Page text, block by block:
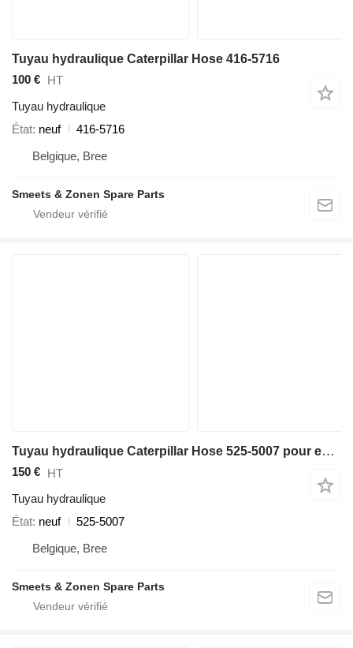
Tuyau hydraulique Caterpillar Hose 416-5716
100 € HT
Tuyau hydraulique
État neuf
416-5716
Belgique, Bree
Smeets & Zonen Spare Parts
Tuyau hydraulique Caterpillar Hose 525-5007 pour excavateur
150 € HT
Tuyau hydraulique
État neuf
525-5007
Belgique, Bree
Smeets & Zonen Spare Parts